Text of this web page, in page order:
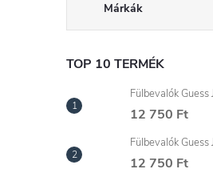
e
l
Márkák
TOP 10 TERMÉK
Fülbevalók
12 750 Ft
Fülbevalók
12 750 Ft